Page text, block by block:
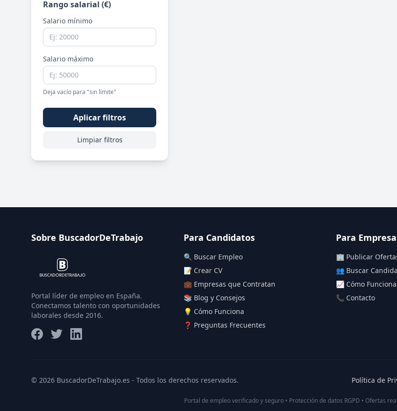
Rango salarial (€)
Salario mínimo
Salario máximo
Deja vacío para "sin límite"
Aplicar filtros
Limpiar filtros
Sobre BuscadorDeTrabajo
Portal líder de empleo en España.
Conectamos talento con oportunidades
laborales desde 2016.
Para Candidatos
🔍 Buscar Empleo
📝 Crear CV
💼 Empresas que Contratan
📚 Blog y Consejos
💡 Cómo Funciona
❓ Preguntas Frecuentes
Para
🏢 Publicar
👥 Buscar
📈 Cómo Funciona
📞 Contacto
© 2026 BuscadorDeTrabajo.es - Todos los derechos reservados. Política de
Portal de empleo verificado y seguro • Protección de datos RGPD • Ofertas